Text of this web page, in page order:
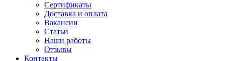
Сертификаты
Доставка и оплата
Вакансии
Статьи
Наши работы
Отзывы
Контакты